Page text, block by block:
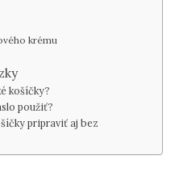
krému
košíčky?
použiť?
pripraviť aj bez